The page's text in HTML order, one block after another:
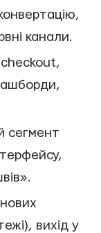
канали.
сегмент
вихід у